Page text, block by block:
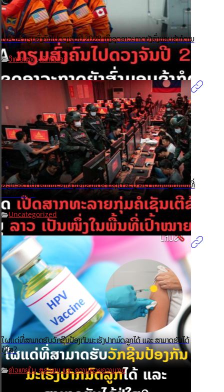
NASA ກຽມສົ່ງຄົນໄປດວງຈັນປີ 2028 ເຖິງຊຸດອາວະກາດຍັງສົ່ງມອບຊ້າກໍຕາມ
ວິທະຍາສາດ,ເທັກໂນໂລຢີ
ສະຫະລັດ ເປີດສາກທະລາຍກຸ່ມຄໍເຊັນເຕີຂ້າມຊາດ ລະບຸ ລາວ ເປັນໜຶ່ງໃນພື້ນທີ່
ເປົ້າໝາຍຫຼັກ
Uncategorized
ໃຜແດ່ທີ່ສາມາດຮັບວັກຊີນປ້ອງກັນມະເຮັງປາກມົດລູກໄດ້ ແລະ ສາມາດຮັບໄດ້
ຢູ່ໃສ?
ຂ່າວພາຍໃນ,ສຸຂະພາບ ແລະ ຄວາມສວຍຄວາມງາມ